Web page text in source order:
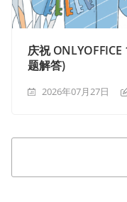
庆祝
题解答)
2026年07月27日